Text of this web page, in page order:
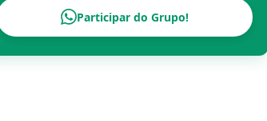
Participar do Grupo!